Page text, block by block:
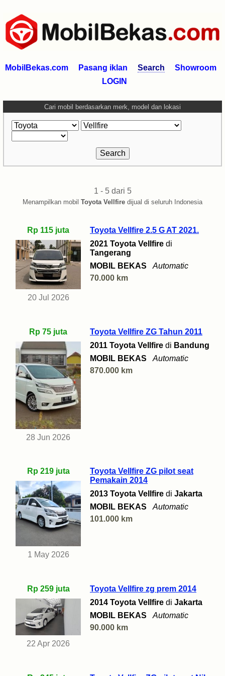
MobilBekas.com Pasang iklan Search
Showroom
LOGIN
Cari mobil berdasarkan merk, model dan lokasi
1 - 5 dari 5
Menampilkan mobil Toyota Vellfire dijual di seluruh Indonesia
Rp 115 juta
20 Jul 2026
Toyota Vellfire 2.5 G AT 2021.
2021 Toyota Vellfire di
Tangerang
MOBIL BEKAS
Automatic
70.000 km
Rp 75 juta
28 Jun 2026
Toyota Vellfire ZG Tahun 2011
2011 Toyota Vellfire di Bandung
MOBIL BEKAS
Automatic
870.000 km
Rp 219 juta
1 May 2026
Toyota Vellfire ZG pilot seat
Pemakain 2014
2013 Toyota Vellfire di Jakarta
MOBIL BEKAS
Automatic
101.000 km
Rp 259 juta
22 Apr 2026
Toyota Vellfire zg prem 2014
2014 Toyota Vellfire di Jakarta
MOBIL BEKAS
Automatic
90.000 km